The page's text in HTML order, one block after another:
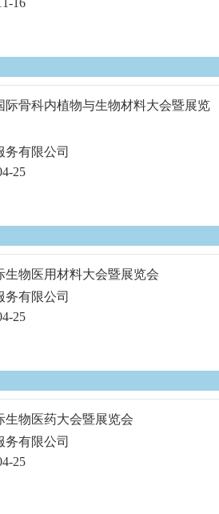
16
际骨科内植物与生物材料大会暨展览
务有限公司
25
生物医用材料大会暨展览会
务有限公司
25
生物医药大会暨展览会
务有限公司
25